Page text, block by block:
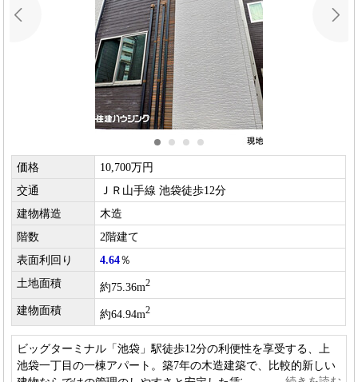
価格
10,700万円
交通
ＪＲ山手線 池袋徒歩12分
建物構造
木造
階数
2階建て
表面利回り
4.64％
土地面積
約75.36m2
建物面積 約64.94m2
ビッグターミナル「池袋」駅徒歩12分の利便性を享受する、上
池袋一丁目の一棟アパート。築7年の木造建築で、比較的新しい